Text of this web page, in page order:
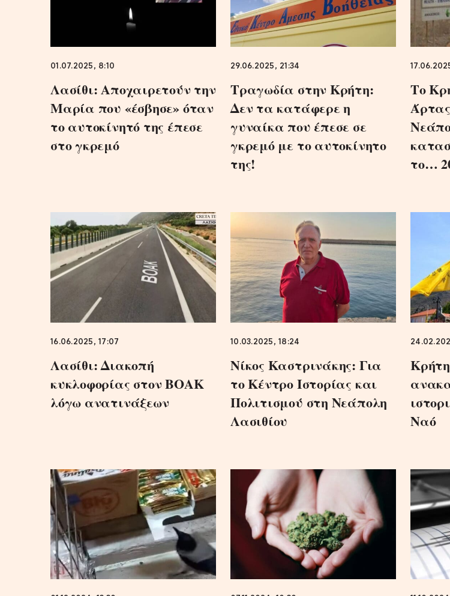
01.07.2025, 8:10
Λασίθι: Αποχαιρετούν την
Μαρία που «έσβησε» όταν
το αυτοκίνητό της έπεσε
στο γκρεμό
29.06.2025, 21:34
Τραγωδία στην Κρήτη:
Δεν τα κατάφερε η
γυναίκα που έπεσε σε
γκρεμό με το αυτοκίνητο
της!
Το
το…
16.06.2025, 17:07
Λασίθι: Διακοπή
κυκλοφορίας στον ΒΟΑΚ
λόγω ανατινάξεων
10.03.2025, 18:24
Νίκος Καστρινάκης: Για
το Κέντρο Ιστορίας και
Πολιτισμού στη Νεάπολη
Λασιθίου
Ναό